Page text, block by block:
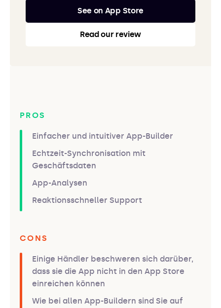
See on App Store
Read our review
PROS
Einfacher und intuitiver App-Builder
Echtzeit-Synchronisation mit
Geschäftsdaten
App-Analysen
Reaktionsschneller Support
CONS
Einige Händler beschweren sich darüber,
dass sie die App nicht in den App Store
einreichen können
Wie bei allen App-Buildern sind Sie auf